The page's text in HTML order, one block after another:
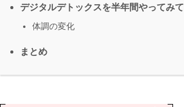
デジタルデトックスを半年間やってみて
体調の変化
まとめ